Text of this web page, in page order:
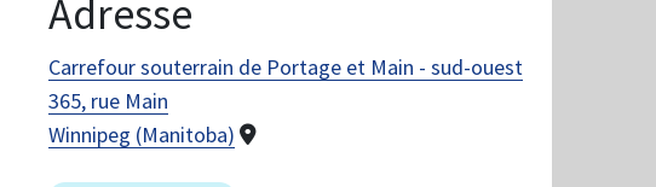
Adresse
Carrefour souterrain de Portage et Main - sud-ouest
365, rue Main
Winnipeg (Manitoba)